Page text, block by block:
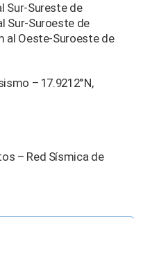
Sur-Sureste de
Sur-Suroeste de
al Oeste-Suroeste de
– 17.9212°N,
– Red Sísmica de